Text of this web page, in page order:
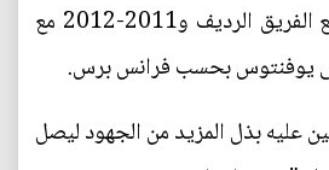
2009 حتى 2011 مع الفريق الرديف و2011-2012 مع
يوفنتوس بحسب فرانس برس.
عليه بذل المزيد من الجهود ليصل